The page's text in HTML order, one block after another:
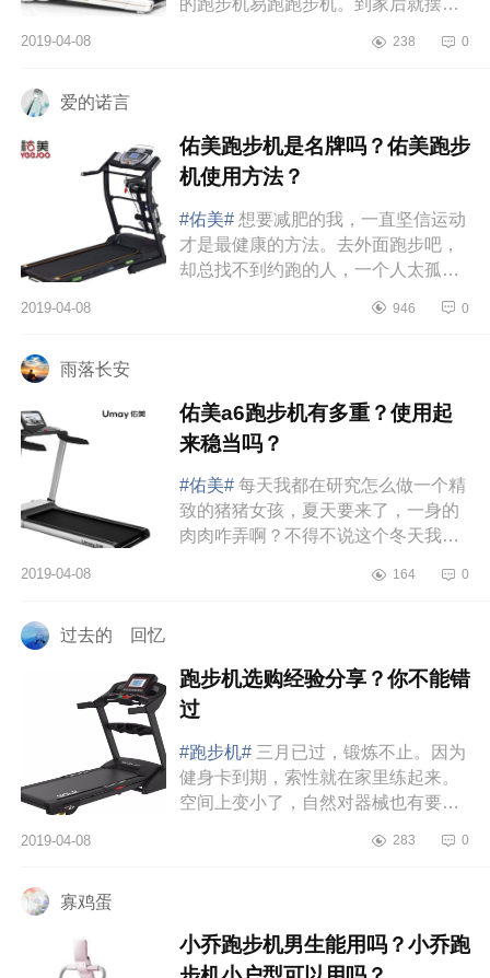
不用的时候放一边儿去，不过...
2019-04-08 238 0
爱的诺言
佑美跑步机是名牌吗？佑美跑步
机使用方法？
#佑美# 想要减肥的我，一直坚信运动
才是最健康的方法。去外面跑步吧，
却总找不到约跑的人，一个人太孤
种借口放过自己，结果一年也去不...
2019-04-08 946 0
雨落长安
佑美a6跑步机有多重？使用起
来稳当吗？
#佑美# 每天我都在研究怎么做一个精
致的猪猪女孩，夏天要来了，一身的
肉肉咋弄啊？不得不说这个冬天我是
裙子，必须减肥，去健身房是不...
2019-04-08 164 0
过去的 回忆
跑步机选购经验分享？你不能错
过
#跑步机# 三月已过，锻炼不止。因为
健身卡到期，索性就在家里练起来。
空间上变小了，自然对器械也有要
天出去跑，所以有氧无氧的装备都
2019-04-08 283 0
寡鸡蛋
小乔跑步机男生能用吗？小乔跑